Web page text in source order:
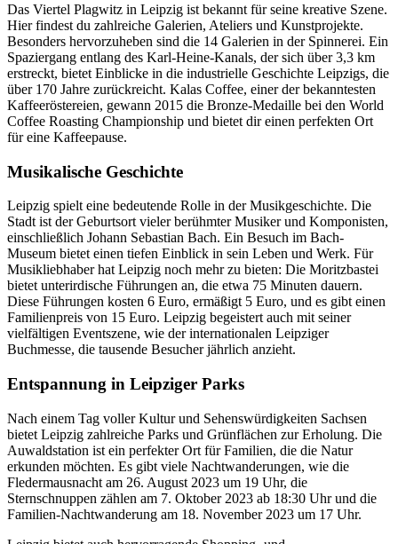
Das Viertel Plagwitz in Leipzig ist bekannt für seine kreative Szene.
Hier findest du zahlreiche Galerien, Ateliers und Kunstprojekte.
Besonders hervorzuheben sind die 14 Galerien in der Spinnerei. Ein
Spaziergang entlang des Karl-Heine-Kanals, der sich über 3,3 km
erstreckt, bietet Einblicke in die industrielle Geschichte Leipzigs, die
über 170 Jahre zurückreicht. Kalas Coffee, einer der bekanntesten
Kaffeeröstereien, gewann 2015 die Bronze-Medaille bei den World
Coffee Roasting Championship und bietet dir einen perfekten Ort
für eine Kaffeepause.
Musikalische Geschichte
Leipzig spielt eine bedeutende Rolle in der Musikgeschichte. Die
Stadt ist der Geburtsort vieler berühmter Musiker und Komponisten,
einschließlich Johann Sebastian Bach. Ein Besuch im Bach-
Museum bietet einen tiefen Einblick in sein Leben und Werk. Für
Musikliebhaber hat Leipzig noch mehr zu bieten: Die Moritzbastei
bietet unterirdische Führungen an, die etwa 75 Minuten dauern.
Diese Führungen kosten 6 Euro, ermäßigt 5 Euro, und es gibt einen
Familienpreis von 15 Euro. Leipzig begeistert auch mit seiner
vielfältigen Eventszene, wie der internationalen Leipziger
Buchmesse, die tausende Besucher jährlich anzieht.
Entspannung in Leipziger Parks
Nach einem Tag voller Kultur und Sehenswürdigkeiten Sachsen
bietet Leipzig zahlreiche Parks und Grünflächen zur Erholung. Die
Auwaldstation ist ein perfekter Ort für Familien, die die Natur
erkunden möchten. Es gibt viele Nachtwanderungen, wie die
Fledermausnacht am 26. August 2023 um 19 Uhr, die
Sternschnuppen zählen am 7. Oktober 2023 ab 18:30 Uhr und die
Familien-Nachtwanderung am 18. November 2023 um 17 Uhr.